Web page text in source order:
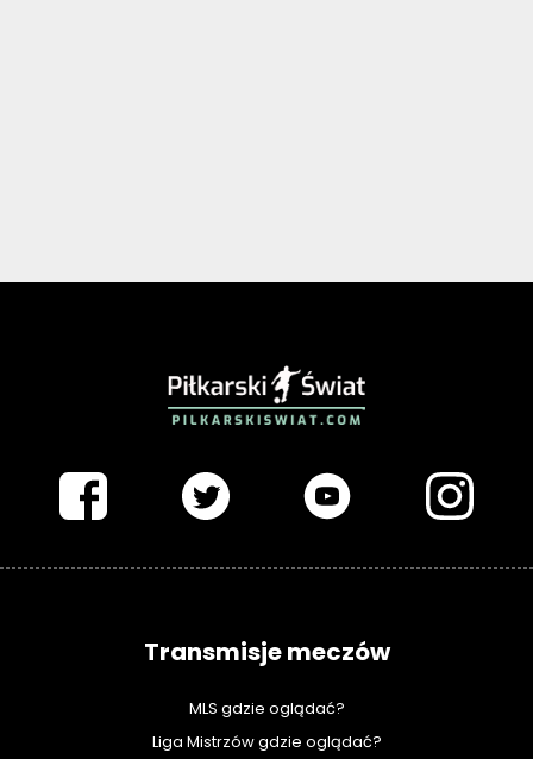
Transmisje meczów
MLS gdzie oglądać?
Liga Mistrzów gdzie oglądać?